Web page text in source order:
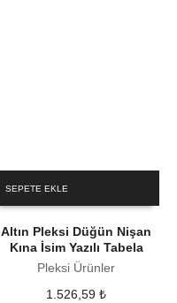
SEPETE EKLE
Altın Pleksi Düğün Nişan
Kına İsim Yazılı Tabela
Pleksi Ürünler
1.526,59₺